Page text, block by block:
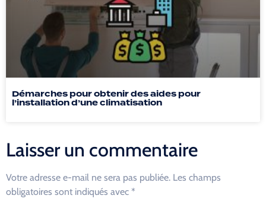
Démarches pour obtenir des aides pour
l’installation d’une climatisation
Laisser un commentaire
Votre adresse e-mail ne sera pas publiée. Les champs
obligatoires sont indiqués avec *